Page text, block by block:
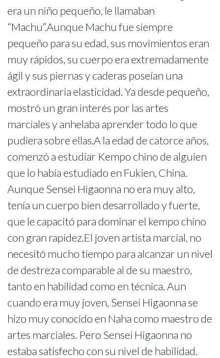
era un niño pequeño, le llamaban
“Machu”.Aunque Machu fue siempre
pequeño para su edad, sus movimientos eran
muy rápidos, su cuerpo era extremadamente
ágil y sus piernas y caderas poseían una
extraordinaria elasticidad. Ya desde pequeño,
mostró un gran interés por las artes
marciales y anhelaba aprender todo lo que
pudiera sobre ellas.A la edad de catorce años,
comenzó a estudiar Kempo chino de alguien
que lo había estudiado en Fukien, China.
Aunque Sensei Higaonna no era muy alto,
tenía un cuerpo bien desarrollado y fuerte,
que le capacitó para dominar el kempo chino
con gran rapidez.El joven artista marcial, no
necesitó mucho tiempo para alcanzar un nivel
de destreza comparable al de su maestro,
tanto en habilidad como en técnica. Aun
cuando era muy joven, Sensei Higaonna se
hizo muy conocido en Naha como maestro de
artes marciales. Pero Sensei Higaonna no
estaba satisfecho con su nivel de habilidad.